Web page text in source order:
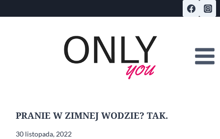
do
PRANIE W ZIMNEJ WODZIE? TAK.
30 listopada, 2022